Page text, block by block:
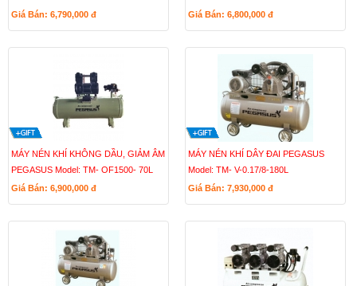
Giá Bán: 6,790,000 đ
Giá Bán: 6,800,000 đ
MÁY NÉN KHÍ KHÔNG DẦU, GIẢM ÂM
PEGASUS Model: TM- OF1500- 70L
Giá Bán: 6,900,000 đ
MÁY NÉN KHÍ DÂY ĐAI PEGASUS
Model: TM- V-0.17/8-180L
Giá Bán: 7,930,000 đ